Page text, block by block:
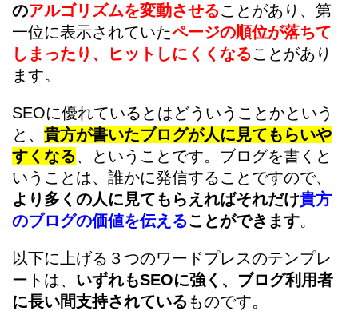
のアルゴリズムを変動させることがあり、第
一位に表示されていたページの順位が落ちて
しまったり、ヒットしにくくなることがあり
ます。
SEOに優れているとはどういうことかという
と、 貴方が書いたブログが人に見てもらいや
すくなる、ということです。ブログを書くと
いうことは、誰かに発信することですので、
より多くの人に見てもらえればそれだけ貴方
のブログの価値を伝えることができます。
以下に上げる３つのワードプレスのテンプレ
ートは、 いずれもSEOに強く、ブログ利用者
に長い間支持されているものです。